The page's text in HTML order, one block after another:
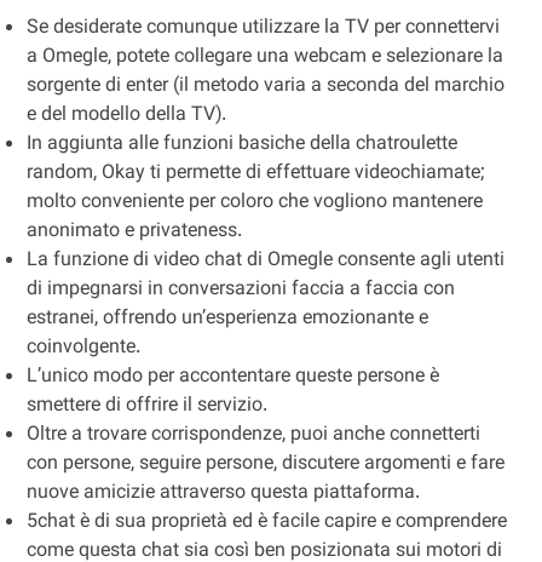
Se desiderate comunque utilizzare la TV per connettervi
a Omegle, potete collegare una webcam e selezionare la
sorgente di enter (il metodo varia a seconda del marchio
e del modello della TV).
In aggiunta alle funzioni basiche della chatroulette
random, Okay ti permette di effettuare videochiamate;
molto conveniente per coloro che vogliono mantenere
anonimato e privateness.
La funzione di video chat di Omegle consente agli utenti
di impegnarsi in conversazioni faccia a faccia con
estranei, offrendo un’esperienza emozionante e
coinvolgente.
L’unico modo per accontentare queste persone è
smettere di offrire il servizio.
Oltre a trovare corrispondenze, puoi anche connetterti
con persone, seguire persone, discutere argomenti e fare
nuove amicizie attraverso questa piattaforma.
5chat è di sua proprietà ed è facile capire e comprendere
come questa chat sia così ben posizionata sui motori di